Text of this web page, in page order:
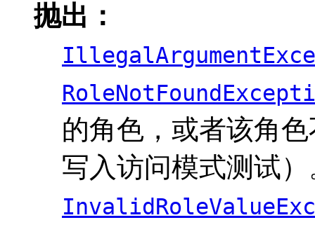
抛出：
的角色，或者该角
写入访问模式测试）